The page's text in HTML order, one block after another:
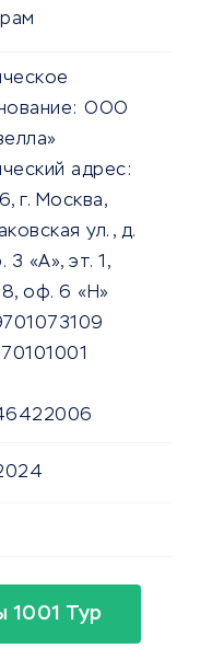
ООО
адрес:
г. Москва,
ул., д.
3 «А», эт. 1,
оф. 6 «Н»
1001 Тур